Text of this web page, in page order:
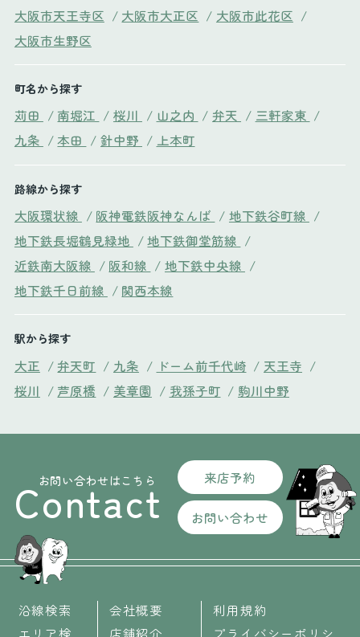
大阪市天王寺区 / 大阪市大正区 / 大阪市此花区 /
大阪市生野区
町名から探す
苅田 / 南堀江 / 桜川 / 山之内 / 弁天 / 三軒家東 /
九条 / 本田 / 針中野 / 上本町
路線から探す
大阪環状線 / 阪神電鉄阪神なんば / 地下鉄谷町線 /
地下鉄長堀鶴見緑地 / 地下鉄御堂筋線 /
近鉄南大阪線 / 阪和線 / 地下鉄中央線 /
地下鉄千日前線 / 関西本線
駅から探す
大正 / 弁天町 / 九条 / ドーム前千代崎 / 天王寺 /
桜川 / 芦原橋 / 美章園 / 我孫子町 / 駒川中野
お問い合わせはこちら
Contact 来店予約
お問い合わせ
沿線検索
エリア検
会社概要
店舗紹介
利用規約
プライバシーポリシ